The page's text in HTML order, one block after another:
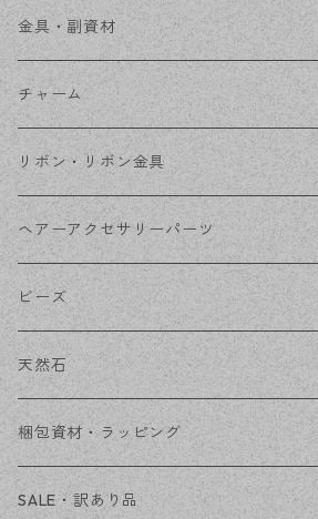
ステンレス金具
デザイン丸カン
フレーム
コネクター
その他
金具・副資材
丸カン
ピン類
花座・ビーズキャップ
チェーン
その他
チャーム
金属
アクリル・プラ
ファーボール
リボン・リボン金具
リボン
リボン金具
ヘアーアクセサリーパーツ
ビーズ
天然石
穴あき
穴なし
梱包資材・ラッピング
発送ボックス
SALE・訳あり品